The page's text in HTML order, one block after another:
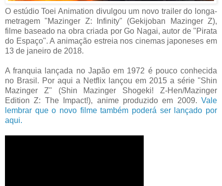
O estúdio Toei Animation divulgou um novo trailer do longa-
metragem "Mazinger Z: Infinity" (Gekijoban Mazinger Z),
filme baseado na obra criada por Go Nagai, autor de "Pirata
do Espaço". A animação estreia nos cinemas japoneses em
13 de janeiro de 2018.
A franquia lançada no Japão em 1972 é pouco conhecida
no Brasil. Por aqui a Netflix lançou em 2015 a série "Shin
Mazinger Z" (Shin Mazinger Shogeki! Z-Hen/Mazinger
Edition Z: The Impact!), anime produzido em 2009. Vale
lembrar que o novo filme também poderá ser lançado por
aqui.